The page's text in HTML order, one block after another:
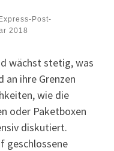
Post-
2018
wächst stetig, was
an ihre Grenzen
wie die
oder Paketboxen
diskutiert.
geschlossene